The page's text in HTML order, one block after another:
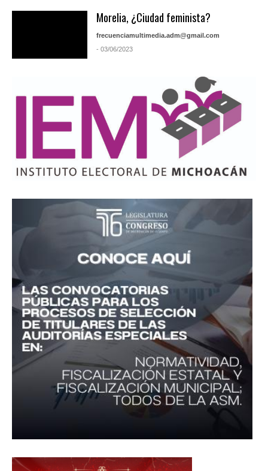
Morelia, ¿Ciudad feminista?
frecuenciamultimedia.adm@gmail.com
- 03/06/2023